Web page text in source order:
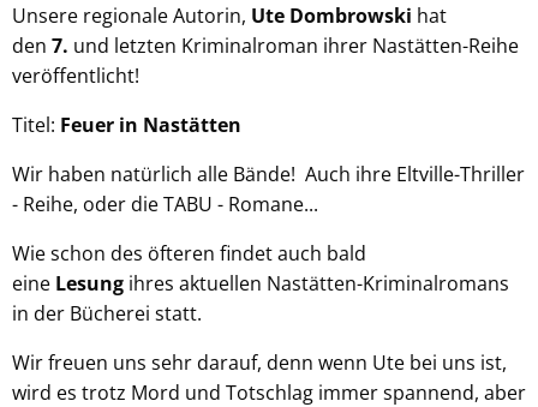
Unsere regionale Autorin, Ute Dombrowski hat
den 7. und letzten Kriminalroman ihrer Nastätten-Reihe
veröffentlicht!
Titel: Feuer in Nastätten
Wir haben natürlich alle Bände! Auch ihre Eltville-Thriller
- Reihe, oder die TABU - Romane...
Wie schon des öfteren findet auch bald
eine Lesung ihres aktuellen Nastätten-Kriminalromans
in der Bücherei statt.
Wir freuen uns sehr darauf, denn wenn Ute bei uns ist,
wird es trotz Mord und Totschlag immer spannend, aber